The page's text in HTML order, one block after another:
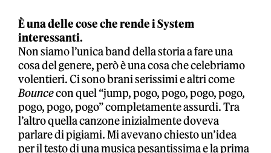
È una delle cose che rende i System
interessanti.
Non siamo l’unica band della storia a fare una
cosa del genere, però è una cosa che celebriamo
volentieri. Ci sono brani serissimi e altri come
Bouncecon quel “jump, pogo, pogo, pogo, pogo,
pogo, pogo, pogo” completamente assurdi. Tra
l’altro quella canzone inizialmente doveva
parlare di pigiami. Mi avevano chiesto un’idea
per il testo di una musica pesantissima e la prima